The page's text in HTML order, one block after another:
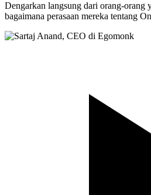
Dengarkan langsung dari orang-orang
bagaimana perasaan mereka tentang